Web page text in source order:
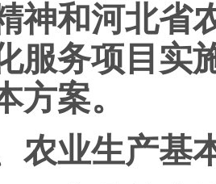
神和河北省
服务项目实
方案。
农业生产基